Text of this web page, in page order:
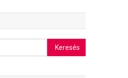
Keresés: